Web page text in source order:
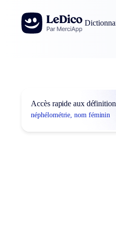
Aller au contenu
Accès rapide aux
néphélométrie, nom féminin